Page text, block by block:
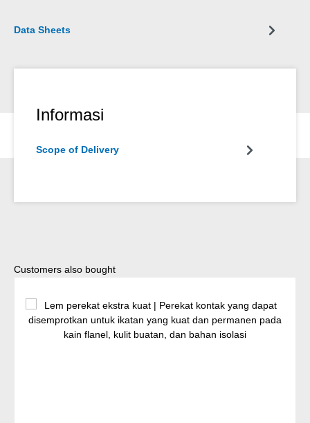
Data Sheets
Informasi
Scope of Delivery
Lewati galeri produk
Customers also bought